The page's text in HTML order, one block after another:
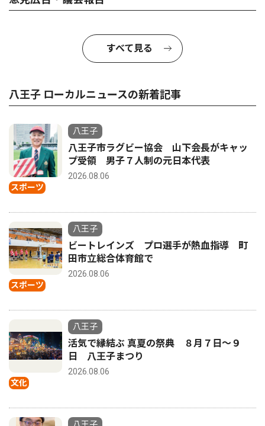
すべて見る
八王子 ローカルニュースの新着記事
スポーツ
八王子
八王子市ラグビー協会 山下会長がキャッ
プ受領 男子７人制の元日本代表
2026.08.06
スポーツ
八王子
ビートレインズ プロ選手が熱血指導 町
田市立総合体育館で
2026.08.06
文化
八王子
活気で縁結ぶ 真夏の祭典 ８月７日〜９
日 八王子まつり
2026.08.06
八王子